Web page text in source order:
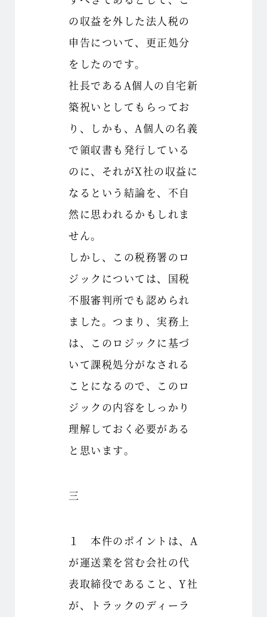
の収益を外した法人税の
申告について、更正処分
をしたのです。
社長であるA個人の自宅新
築祝いとしてもらってお
り、しかも、A個人の名義
で領収書も発行している
のに、それがX社の収益に
なるという結論を、不自
然に思われるかもしれま
せん。
しかし、この税務署のロ
ジックについては、国税
不服審判所でも認められ
ました。つまり、実務上
は、このロジックに基づ
いて課税処分がなされる
ことになるので、このロ
ジックの内容をしっかり
理解しておく必要がある
と思います。
三
１ 本件のポイントは、A
が運送業を営む会社の代
表取締役であること、Y社
が、トラックのディーラ